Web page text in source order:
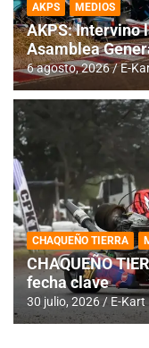
AKPS MEDIOS
AKPS: Intervino
Asamblea
6 agosto, 2026 E-
CHAQUEÑO TIERRA
CHAQUEÑO
fecha clave
30 julio, 2026 E-Kart